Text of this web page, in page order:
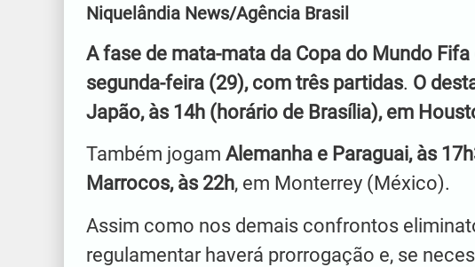
Niquelândia News/Agência Brasil
A fase de mata‑mata da Copa do Mundo
segunda‑feira (29), com três partidas. O
Japão, às 14h (horário de Brasília), em
Também jogam Alemanha e Paraguai, às
Marrocos, às 22h, em Monterrey (México).
Assim como nos demais confrontos
regulamentar haverá prorrogação e, se